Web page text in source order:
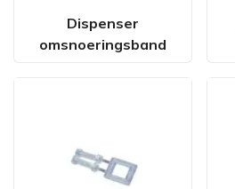
Dispenser
omsnoeringsband